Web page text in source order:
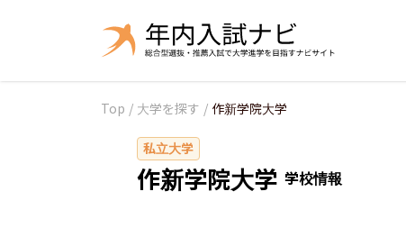
Top / 大学を探す / 作新学院大学
私立大学
作新学院大学 学校情報